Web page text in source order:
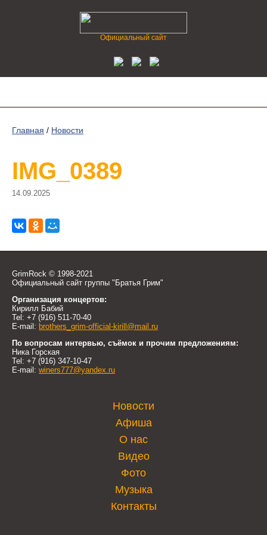
Официальный сайт
Главная / Новости
IMG_0389
14.09.2025
GrimRock © 1998-2021
Официальный сайт группы "Братья Грим"
Организация концертов:
Кирилл Бабий
Tel: +7 (916) 511-70-40
E-mail: brothers_grim-official-kirill@mail.ru
По вопросам интервью, съёмок и прочим предложениям:
Ника Горская
Tel: +7 (916) 347-10-47
E-mail: winers777@yandex.ru
Новости
Афиша
О нас
Видео
Фото
Музыка
Контакты